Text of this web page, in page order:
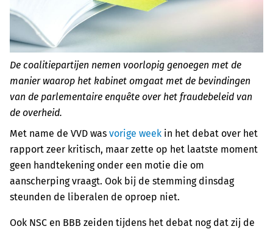
De coalitiepartijen nemen voorlopig genoegen met de
manier waarop het kabinet omgaat met de bevindingen
van de parlementaire enquête over het fraudebeleid van
de overheid.
Met name de VVD was vorige week in het debat over het
rapport zeer kritisch, maar zette op het laatste moment
geen handtekening onder een motie die om
aanscherping vraagt. Ook bij de stemming dinsdag
steunden de liberalen de oproep niet.
Ook NSC en BBB zeiden tijdens het debat nog dat zij de